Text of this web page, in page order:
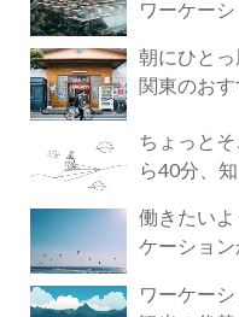
ワーケー
朝にひとっ
関東のお
ちょっと
ら40分、
働きたい
ケーショ
ワーケー